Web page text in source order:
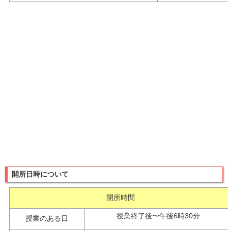
開所日時について
開所時間
授業のある日 授業終了後〜午後6時30分